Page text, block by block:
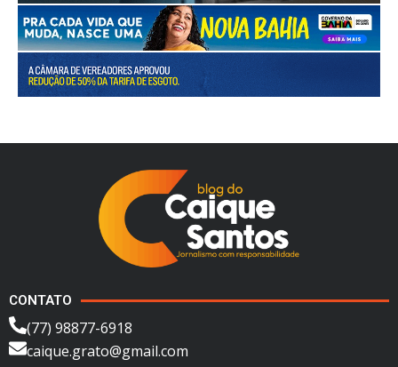
CONTATO
(77) 98877-6918
caique.grato@gmail.com